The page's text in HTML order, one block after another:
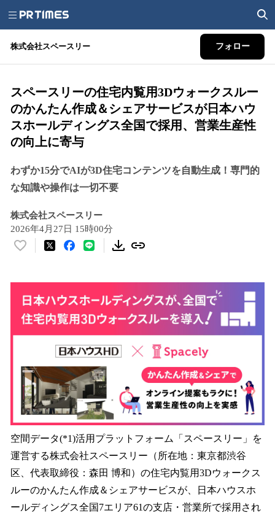
株式会社スペースリー フォロー
スペースリーの住宅内覧用3Dウォークスルー
のかんたん作成＆シェアサービスが日本ハウ
スホールディングス全国で採用、営業生産性
の向上に寄与
わずか15分でAIが3D住宅コンテンツを自動生成！専門的
な知識や操作は一切不要
株式会社スペースリー
2026年4月27日 15時00分
い
数
を
み
中
で
す
空間データ(*1)活用プラットフォーム「スペースリー」を
運営する株式会社スペースリー（所在地：東京都渋谷
区、代表取締役：森田 博和）の住宅内覧用3Dウォークス
ルーのかんたん作成＆シェアサービスが、日本ハウスホ
ールディングス全国7エリア61の支店・営業所で採用され